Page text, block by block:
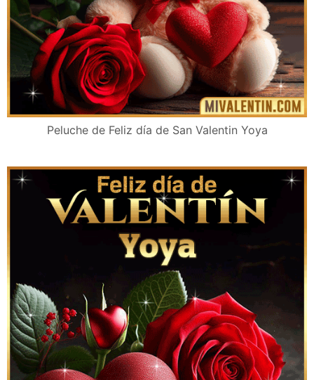
Peluche de Feliz día de San Valentin Yoya